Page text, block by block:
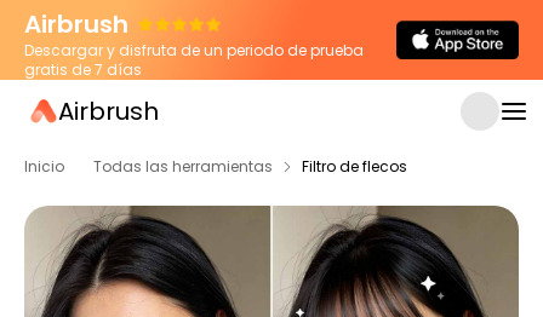
Airbrush
Descargar y disfruta de un periodo de prueba
gratis de 7 días
Airbrush
Inicio Todas las herramientas Filtro de flecos